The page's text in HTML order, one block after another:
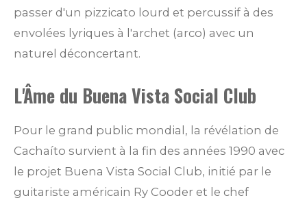
passer d'un pizzicato lourd et percussif à des
envolées lyriques à l'archet (arco) avec un
naturel déconcertant.
L'Âme du Buena Vista Social Club
Pour le grand public mondial, la révélation de
Cachaíto survient à la fin des années 1990 avec
le projet Buena Vista Social Club, initié par le
guitariste américain Ry Cooder et le chef